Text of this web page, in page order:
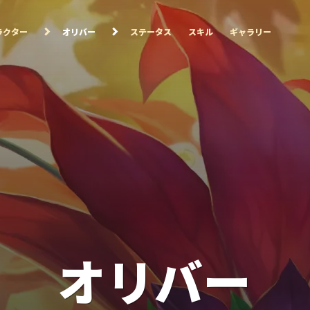
クター オリバー ステータス スキル ギャラリー
オリバー